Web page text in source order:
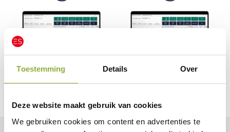
Toestemming Details Over
Deze website maakt gebruik van cookies
We gebruiken cookies om content en advertenties te